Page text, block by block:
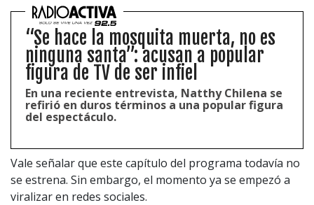
“Se hace la mosquita muerta, no es
ninguna santa”: acusan a popular
figura de TV de ser infiel
En una reciente entrevista, Natthy Chilena se
refirió en duros términos a una popular figura
del espectáculo.
Vale señalar que este capítulo del programa todavía no
se estrena. Sin embargo, el momento ya se empezó a
viralizar en redes sociales.